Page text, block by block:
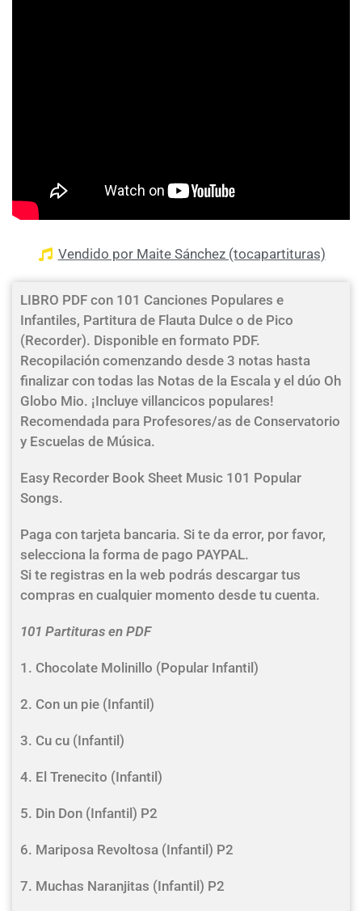
Vendido por Maite Sánchez (tocapartituras)
LIBRO PDF con 101 Canciones Populares e
Infantiles, Partitura de Flauta Dulce o de Pico
(Recorder). Disponible en formato PDF.
Recopilación comenzando desde 3 notas hasta
finalizar con todas las Notas de la Escala y el dúo Oh
Globo Mio. ¡Incluye villancicos populares!
Recomendada para Profesores/as de Conservatorio
y Escuelas de Música.
Easy Recorder Book Sheet Music 101 Popular
Songs.
Paga con tarjeta bancaria. Si te da error, por favor,
selecciona la forma de pago PAYPAL.
Si te registras en la web podrás descargar tus
compras en cualquier momento desde tu cuenta.
101 Partituras en PDF
1. Chocolate Molinillo (Popular Infantil)
2. Con un pie (Infantil)
3. Cu cu (Infantil)
4. El Trenecito (Infantil)
5. Din Don (Infantil) P2
6. Mariposa Revoltosa (Infantil) P2
7. Muchas Naranjitas (Infantil) P2